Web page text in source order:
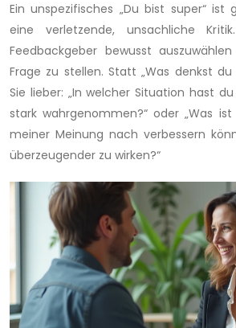
Ein unspezifisches „Du bist super“ ist
eine verletzende, unsachliche
Feedbackgeber bewusst
Frage zu stellen. Statt „Was denkst
Sie lieber: „In welcher Situation hast
stark wahrgenommen?“ oder „Was
meiner Meinung nach verbessern
überzeugender zu wirken?“